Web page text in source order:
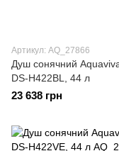
Артикул: AQ_27866
Душ сонячний
DS-H422BL, 44 л
23 638 грн